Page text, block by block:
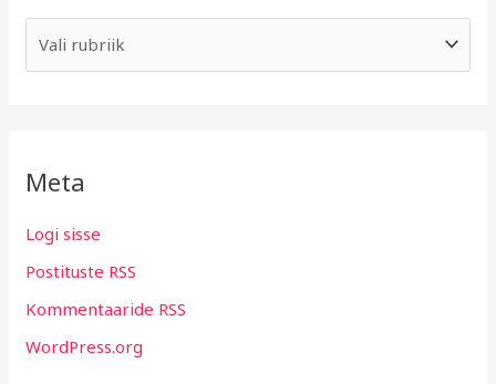
Meta
Logi sisse
Postituste RSS
Kommentaaride RSS
WordPress.org